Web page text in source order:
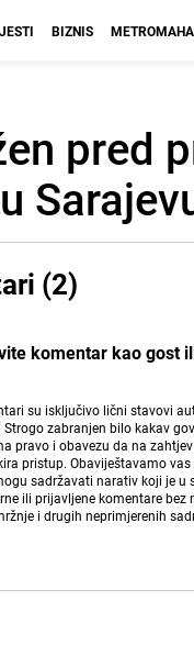
BIZNIS
pred
(2)
komentar kao gost
su isključivo lični stavovi
zabranjen bilo kakav
pravo i obavezu da na
pristup. Obaviještavamo
sadržavati narativ koji je
ili prijavljene komentare
i drugih neprimjerenih